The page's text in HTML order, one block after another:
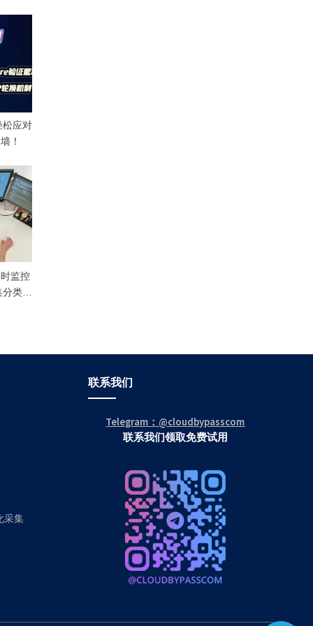
松应对
！
监控
类数
采集
联系我们
Telegram：@cloudbypasscom
联系我们领取免费试用